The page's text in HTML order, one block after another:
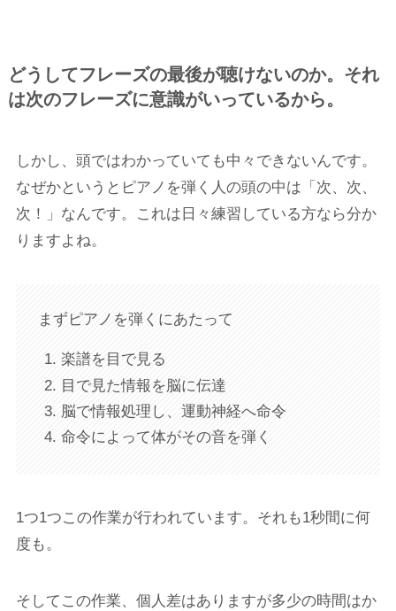
どうしてフレーズの最後が聴けないのか。それ
は次のフレーズに意識がいっているから。
しかし、頭ではわかっていても中々できないんです。
なぜかというとピアノを弾く人の頭の中は「次、次、
次！」なんです。これは日々練習している方なら分か
りますよね。
まずピアノを弾くにあたって
楽譜を目で見る
目で見た情報を脳に伝達
脳で情報処理し、運動神経へ命令
命令によって体がその音を弾く
1つ1つこの作業が行われています。それも1秒間に何
度も。
そしてこの作業、個人差はありますが多少の時間はか